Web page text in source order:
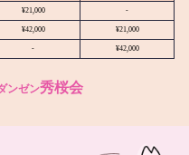
¥21,000 -
¥42,000 ¥21,000
- ¥42,000
ンゼン秀桜会